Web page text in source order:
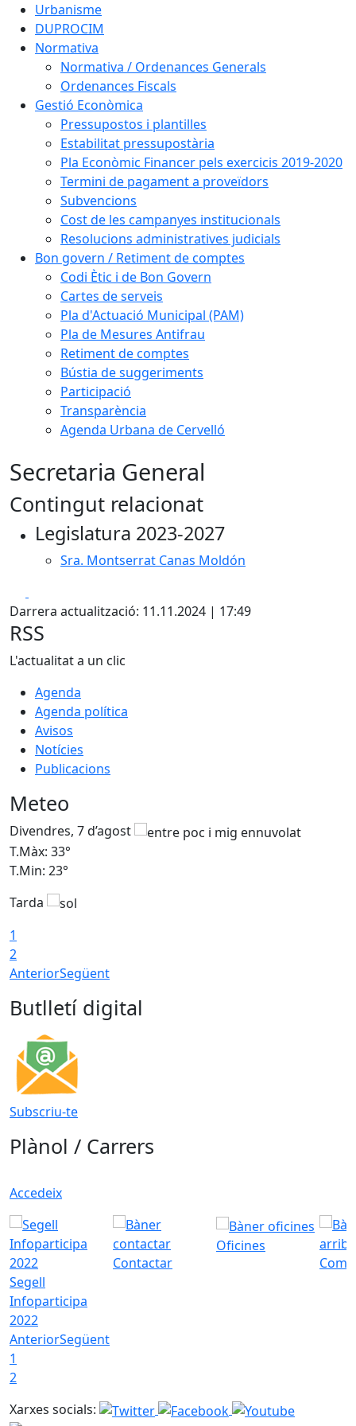
Urbanisme
DUPROCIM
Normativa
Normativa / Ordenances Generals
Ordenances Fiscals
Gestió Econòmica
Pressupostos i plantilles
Estabilitat pressupostària
Pla Econòmic Financer pels exercicis 2019-2020
Termini de pagament a proveïdors
Subvencions
Cost de les campanyes institucionals
Resolucions administratives judicials
Bon govern / Retiment de comptes
Codi Ètic i de Bon Govern
Cartes de serveis
Pla d'Actuació Municipal (PAM)
Pla de Mesures Antifrau
Retiment de comptes
Bústia de suggeriments
Participació
Transparència
Agenda Urbana de Cervelló
Secretaria General
Contingut relacionat
Legislatura 2023-2027
Sra. Montserrat Canas Moldón
Darrera actualització: 11.11.2024 | 17:49
RSS
L'actualitat a un clic
Agenda
Agenda política
Avisos
Notícies
Publicacions
Meteo
Divendres, 7 d’agost
T.Màx: 33°
T.Min: 23°
Tarda
1
2
AnteriorSegüent
Butlletí digital
Subscriu-te
Plànol / Carrers
Accedeix
Segell
Infoparticipa
2022
Contactar
Oficines
Com
AnteriorSegüent
1
2
Xarxes socials: